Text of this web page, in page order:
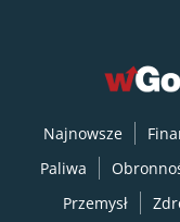
Najnowsze
Paliwa
Przemysł